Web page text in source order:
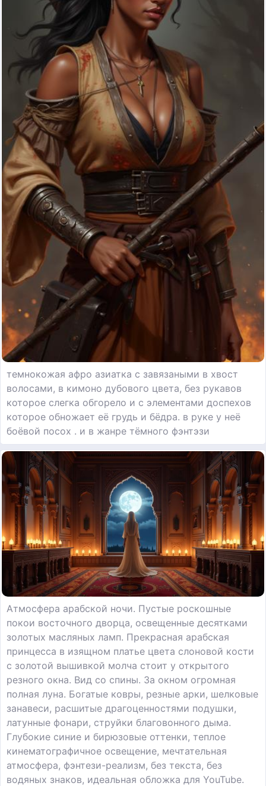
темнокожая афро азиатка с завязаными в хвост
волосами, в кимоно дубового цвета, без рукавов
которое слегка обгорело и с элементами доспехов
которое обножает её грудь и бёдра. в руке у неё
боёвой посох . и в жанре тёмного фэнтэзи
Атмосфера арабской ночи. Пустые роскошные
покои восточного дворца, освещенные десятками
золотых масляных ламп. Прекрасная арабская
принцесса в изящном платье цвета слоновой кости
с золотой вышивкой молча стоит у открытого
резного окна. Вид со спины. За окном огромная
полная луна. Богатые ковры, резные арки, шелковые
занавеси, расшитые драгоценностями подушки,
латунные фонари, струйки благовонного дыма.
Глубокие синие и бирюзовые оттенки, теплое
кинематографичное освещение, мечтательная
атмосфера, фэнтези-реализм, без текста, без
водяных знаков, идеальная обложка для YouTube.